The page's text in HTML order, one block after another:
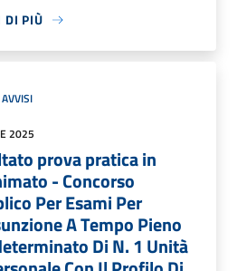
DI PIÙ
AVVISI
2025
prova pratica in
- Concorso
Per Esami Per
A Tempo Pieno
Di N. 1 Unità